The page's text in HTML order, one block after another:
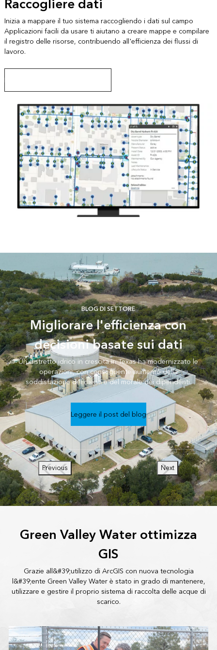
Raccogliere dati
Inizia a mappare il tuo sistema raccogliendo i dati sul campo
Applicazioni facili da usare ti aiutano a creare mappe e compilare
il registro delle risorse, contribuendo all'efficienza dei flussi di
lavoro.
Informazioni su ArcGIS Field Maps
BLOG DI SETTORE
Migliorare l'efficienza con
decisioni basate sui dati
Un distretto idrico in crescita in Texas ha modernizzato le
operazioni, con conseguente aumento della
soddisfazione dei clienti e del morale dei dipendenti.
Leggere il post del blog
Previous Next
Green Valley Water ottimizza
GIS
Grazie all&#39;utilizzo di ArcGIS con nuova tecnologia
l&#39;ente Green Valley Water è stato in grado di mantenere,
utilizzare e gestire il proprio sistema di raccolta delle acque di
scarico.